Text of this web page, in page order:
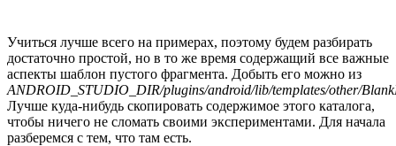
Учиться лучше всего на примерах, поэтому будем разбирать
достаточно простой, но в то же время содержащий все важные
аспекты шаблон пустого фрагмента. Добыть его можно из
ANDROID_STUDIO_DIR/plugins/android/lib/templates/other/
Лучше куда-нибудь скопировать содержимое этого каталога,
чтобы ничего не сломать своими экспериментами. Для начала
разберемся с тем, что там есть.